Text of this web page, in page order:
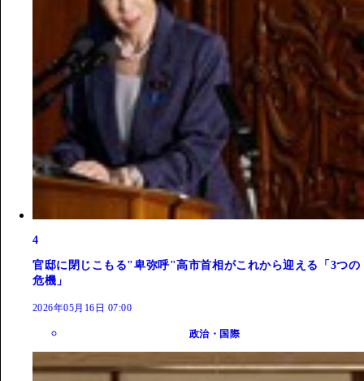
4
官邸に閉じこもる"卑弥呼"高市首相がこれから迎える「3つの
危機」
2026年05月16日 07:00
政治・国際